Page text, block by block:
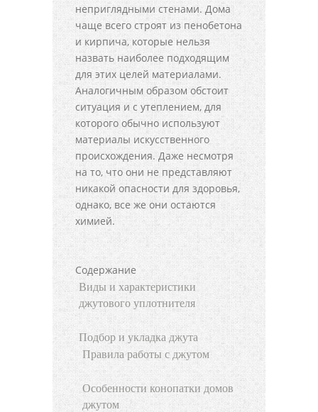
неприглядными стенами. Дома
чаще всего строят из пенобетона
и кирпича, которые нельзя
назвать наиболее подходящим
для этих целей материалами.
Аналогичным образом обстоит
ситуация и с утеплением, для
которого обычно используют
материалы искусственного
происхождения. Даже несмотря
на то, что они не представляют
никакой опасности для здоровья,
однако, все же они остаются
химией.
Содержание
Виды и характеристики
джутового уплотнителя
Подбор и укладка джута
Правила работы с джутом
Особенности конопатки домов
джутом